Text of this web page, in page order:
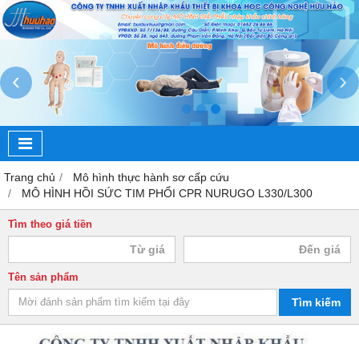
‹ ›
Trang chủ
Mô hình thực hành sơ cấp cứu
MÔ HÌNH HỒI SỨC TIM PHỔI CPR NURUGO L330/L300
Tìm theo giá tiền
Tên sản phẩm
Tìm kiếm